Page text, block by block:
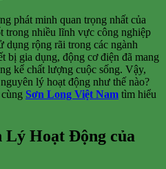
phát minh quan trọng nhất của
trong nhiều lĩnh vực công nghiệp
dụng rộng rãi trong các ngành
bị gia dụng, động cơ điện đã mang
kể chất lượng cuộc sống. Vậy,
lý hoạt động như thế nào?
Sơn Long Việt Nam tìm hiểu
Lý Hoạt Động của